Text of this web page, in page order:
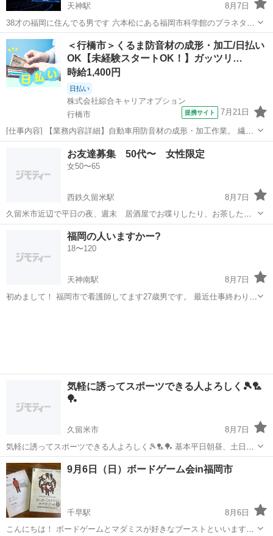
天神駅
8月7日
38才の福岡に住んでる男です 六本松にある福岡市科学館のプラネタリ
ウムに行きたいのでご一緒できる方お問い合わせ下さい ●問い合わせ
の際に希望日時を教えてください 日時は融通効くので平日、土日どち
らも可 時間は13時〜希望...
福岡 福岡市 天神駅 友達 プラネタリウム
＜行橋市＞くるま防音材の成形・加工/日払い
OK【未経験スタートOK！】ガッツリ…
時給1,400円
日払い
株式会社綜合キャリアオプション
行橋市
提携サイト 7月21日
[仕事内容] 【業務内容詳細】自動車用防音材の成形・加工作業。 繊
維、 合成ゴム等の化学製品を主原材料とし 装着する自動車の部位・
形状に合うようにプレス加工により成型・裁断し部品を製造していま
す。 自動車用防音材を製造してい...
工場
お友達募集 50代〜 女性限定
女50〜65
西鉄久留米駅
8月7日
久留米市近辺で平日の夜、週末 居酒屋でお喋りしたり、お茶したり
しませんか？福岡市 西鉄久留米駅
福岡の人いますかー?
18〜120
天神南駅
8月7日
初めまして！ 福岡市で看護師してます27歳男です。 最近仕事終わりや
気軽に誘ってスポーツできる人よろしく🎾🏸
🏓
久留米市
8月7日
気軽に誘ってスポーツできる人よろしく🎾🏸🏓 基本平日朝昼、土日Ｏ
Ｋ福岡 久留米市 友達
9月6日（日）ボードゲーム会in福岡市
千早駅
8月6日
こんにちは！ ボードゲームとマダミスが好きなブーストといいます！